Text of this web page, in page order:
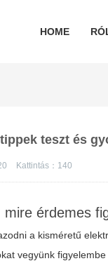
HOME
teszt és
Kattintás： 140
érdemes
a kisméretű
vegyünk